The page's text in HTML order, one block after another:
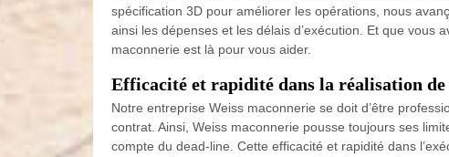
spécification 3D pour améliorer les opérations, nous
ainsi les dépenses et les délais d’exécution. Et que vous
maconnerie est là pour vous aider.
Efficacité et rapidité dans la réalisation de
Notre entreprise Weiss maconnerie se doit d’être
contrat. Ainsi, Weiss maconnerie pousse toujours ses
compte du dead-line. Cette efficacité et rapidité dans